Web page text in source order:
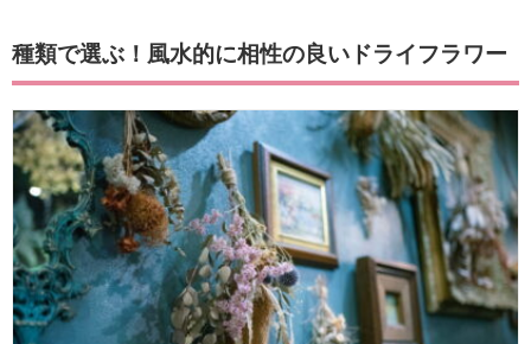
種類で選ぶ！風水的に相性の良いドライフラワー